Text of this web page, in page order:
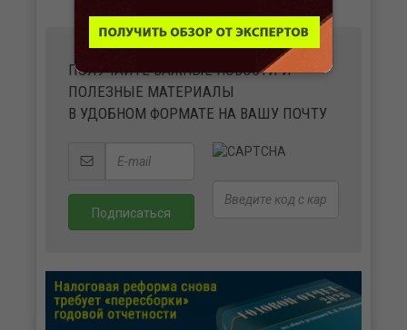
ПОЛУЧАЙТЕ ВАЖНЫЕ НОВОСТИ И
ПОЛЕЗНЫЕ МАТЕРИАЛЫ
В УДОБНОМ ФОРМАТЕ НА ВАШУ ПОЧТУ